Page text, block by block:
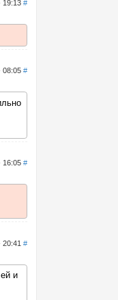
19:13 #
08:05 #
16:05 #
#
и